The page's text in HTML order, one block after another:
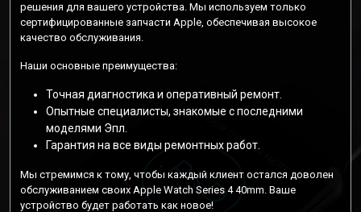
решения для вашего устройства. Мы используем только
сертифицированные запчасти Apple, обеспечивая высокое
качество обслуживания.
Наши основные преимущества:
Точная диагностика и оперативный ремонт.
Опытные специалисты, знакомые с последними
моделями Эпл.
Гарантия на все виды ремонтных работ.
Мы стремимся к тому, чтобы каждый клиент остался доволен
обслуживанием своих Apple Watch Series 4 40mm. Ваше
устройство будет работать как новое!